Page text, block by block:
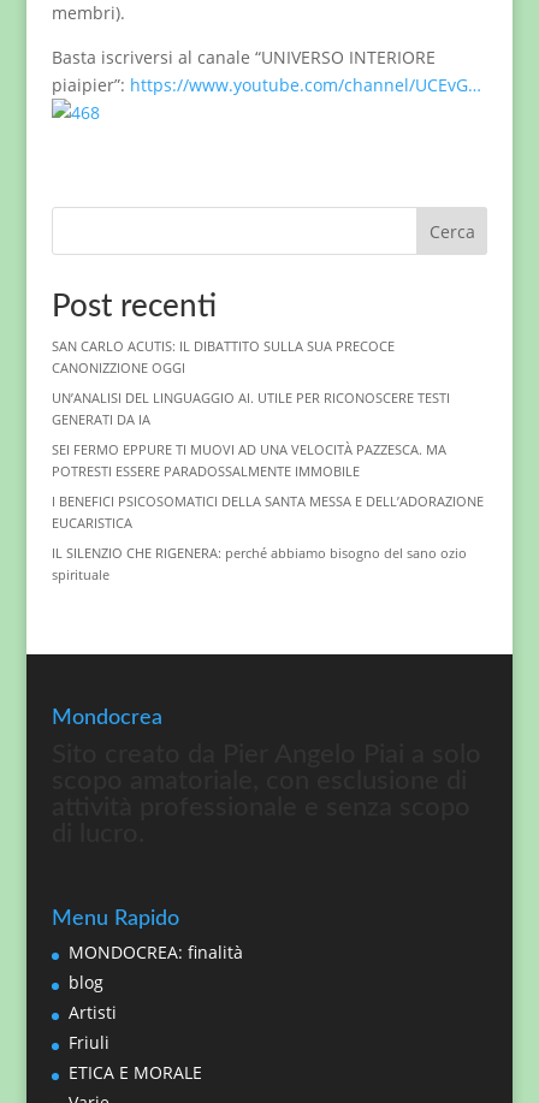
membri).
Basta iscriversi al canale “UNIVERSO INTERIORE
piaipier”: https://www.youtube.com/channel/UCEvG…
Cerca
Post recenti
SAN CARLO ACUTIS: IL DIBATTITO SULLA SUA PRECOCE
CANONIZZIONE OGGI
UN’ANALISI DEL LINGUAGGIO AI. UTILE PER RICONOSCERE TESTI
GENERATI DA IA
SEI FERMO EPPURE TI MUOVI AD UNA VELOCITÀ PAZZESCA. MA
POTRESTI ESSERE PARADOSSALMENTE IMMOBILE
I BENEFICI PSICOSOMATICI DELLA SANTA MESSA E DELL’ADORAZIONE
EUCARISTICA
IL SILENZIO CHE RIGENERA: perché abbiamo bisogno del sano ozio
spirituale
Mondocrea
Menu Rapido
MONDOCREA: finalità
blog
Artisti
Friuli
ETICA E MORALE